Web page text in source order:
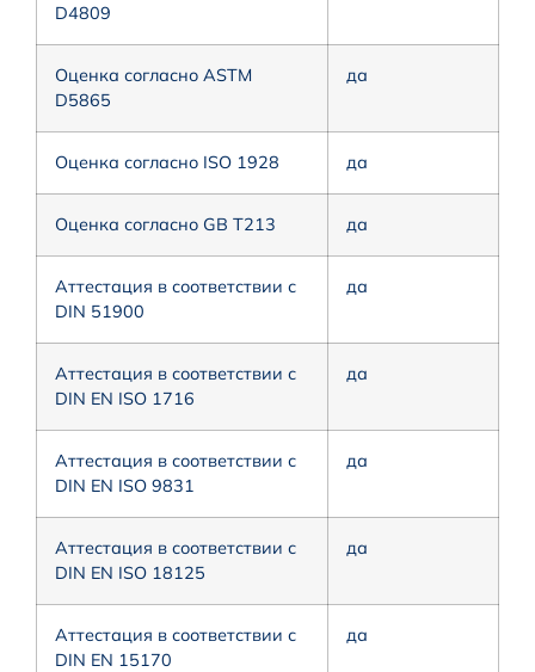
D4809
Оценка согласно ASTM
D5865
да
Оценка согласно ISO 1928 да
Оценка согласно GB T213 да
Аттестация в соответствии с
DIN 51900
да
Аттестация в соответствии с
DIN EN ISO 1716
да
Аттестация в соответствии с
DIN EN ISO 9831
да
Аттестация в соответствии с
DIN EN ISO 18125
да
Аттестация в соответствии с
DIN EN 15170
да